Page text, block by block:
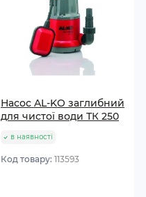
Насос AL-KO заглибний
для чистої води ТК 250
в наявності
Код товару: 113593